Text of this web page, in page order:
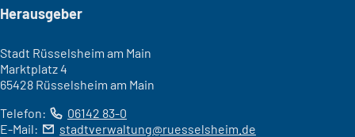
Seitenfuß
Herausgeber
Stadt Rüsselsheim am Main
Marktplatz 4
65428 Rüsselsheim am Main
Telefon:
06142 83-0
E-Mail:
stadtverwaltung ruesselsheim de